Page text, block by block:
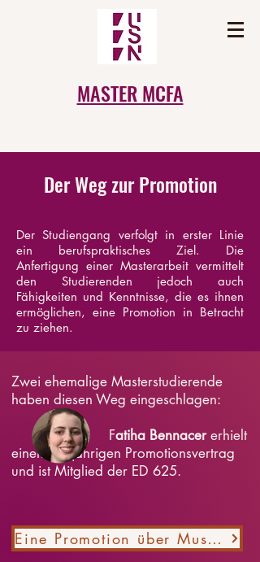
MASTER MCFA
Der Weg zur Promotion
Der Studiengang verfolgt in erster Linie
ein berufspraktisches Ziel. Die
Anfertigung einer Masterarbeit vermittelt
den Studierenden jedoch auch
Fähigkeiten und Kenntnisse, die es ihnen
ermöglichen, eine Promotion in Betracht
zu ziehen.
Zwei ehemalige Masterstudierende
haben diesen Weg eingeschlagen:
Fatiha Bennacererhielt
einen dreijährigen Promotionsvertrag
und ist Mitglied der ED 625.
Eine Promotion über Museumkommunikation